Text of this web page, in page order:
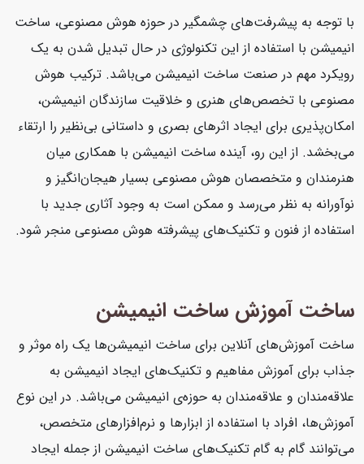
با توجه به پیشرفت‌های چشمگیر در حوزه هوش مصنوعی، ساخت
انیمیشن با استفاده از این تکنولوژی در حال تبدیل شدن به یک
رویکرد مهم در صنعت ساخت انیمیشن می‌باشد. ترکیب هوش
مصنوعی با تخصص‌های هنری و خلاقیت سازندگان انیمیشن،
امکان‌پذیری برای ایجاد اثرهای بصری و داستانی بی‌نظیر را ارتقاء
می‌بخشد. از این رو، آینده ساخت انیمیشن با همکاری میان
هنرمندان و متخصصان هوش مصنوعی بسیار هیجان‌انگیز و
نوآورانه به نظر می‌رسد و ممکن است به وجود آثاری جدید با
استفاده از فنون و تکنیک‌های پیشرفته هوش مصنوعی منجر شود.
ساخت آموزش ساخت انیمیشن
ساخت آموزش‌های آنلاین برای ساخت انیمیشن‌ها یک راه موثر و
جذاب برای آموزش مفاهیم و تکنیک‌های ایجاد انیمیشن به
علاقه‌مندان و علاقه‌مندان به حوزه‌ی انیمیشن می‌باشد. در این نوع
آموزش‌ها، افراد با استفاده از ابزارها و نرم‌افزارهای متخصص،
می‌توانند گام به گام تکنیک‌های ساخت انیمیشن از جمله ایجاد